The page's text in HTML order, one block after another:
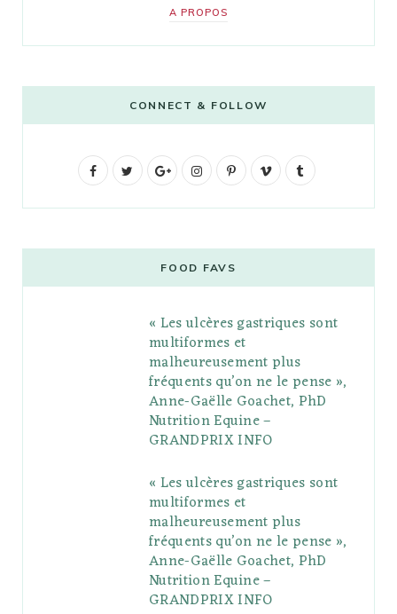
A PROPOS
CONNECT & FOLLOW
F
b
t
G
g
l
e
P
l
s
I
t
a
g
r
a
m
P
e
r
e
s
V
o
l
r
FOOD FAVS
« Les ulcères gastriques sont
multiformes et
malheureusement plus
fréquents qu’on ne le pense »,
Anne-Gaëlle Goachet, PhD
Nutrition Equine –
GRANDPRIX INFO
« Les ulcères gastriques sont
multiformes et
malheureusement plus
fréquents qu’on ne le pense »,
Anne-Gaëlle Goachet, PhD
Nutrition Equine –
GRANDPRIX INFO